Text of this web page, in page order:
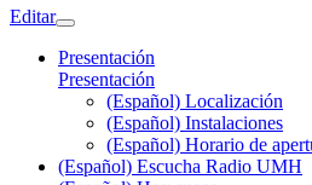
Editar
Presentación
Presentación
(Español) Localización
(Español) Instalaciones
(Español) Horario de
(Español) Escucha Radio UMH